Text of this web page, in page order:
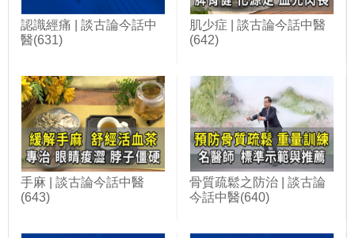
認識經痛 | 談古論今話中
醫(631)
肌少症 | 談古論今話中醫
(642)
手麻 | 談古論今話中醫
(643)
骨質疏鬆之防治 | 談古論
今話中醫(640)